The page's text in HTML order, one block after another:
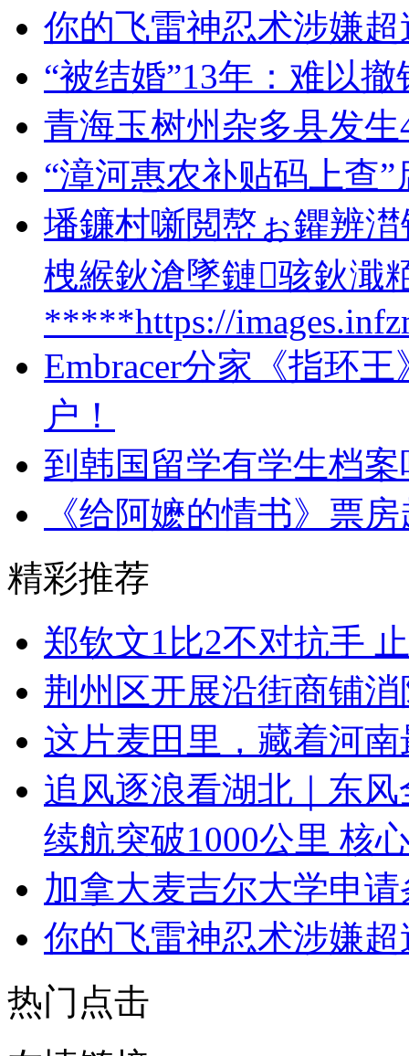
你的飞雷神忍术涉嫌
“被结婚”13年：难以
青海玉树州杂多县发
“漳河惠农补贴码上查
墦鐮村噺閲嶅ぉ鑺辨
栧緱鈥滄墜鏈骇鈥濈
*****https://
Embracer分家《指环
户！
到韩国留学有学生档案
《给阿嬷的情书》票
精彩推荐
郑钦文1比2不对抗手
荆州区开展沿街商铺
这片麦田里，藏着河
追风逐浪看湖北｜东
续航突破1000公里 核
加拿大麦吉尔大学申
你的飞雷神忍术涉嫌
热门点击